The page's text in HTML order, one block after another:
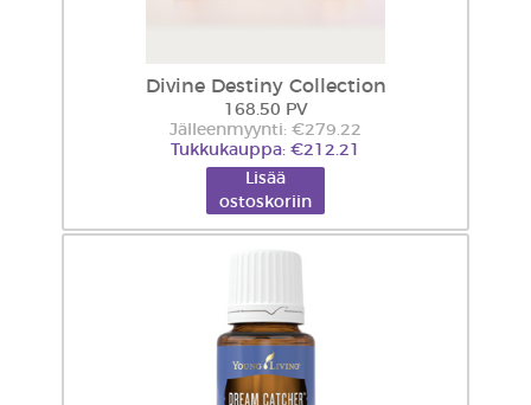
Divine Destiny Collection
168.50 PV
Jälleenmyynti: €279.22
Tukkukauppa: €212.21
Lisää
ostoskoriin